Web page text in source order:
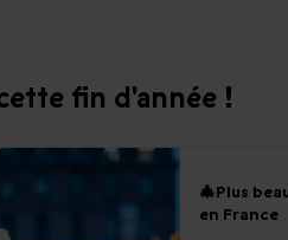
fin d'année !
🎄Plus
en France